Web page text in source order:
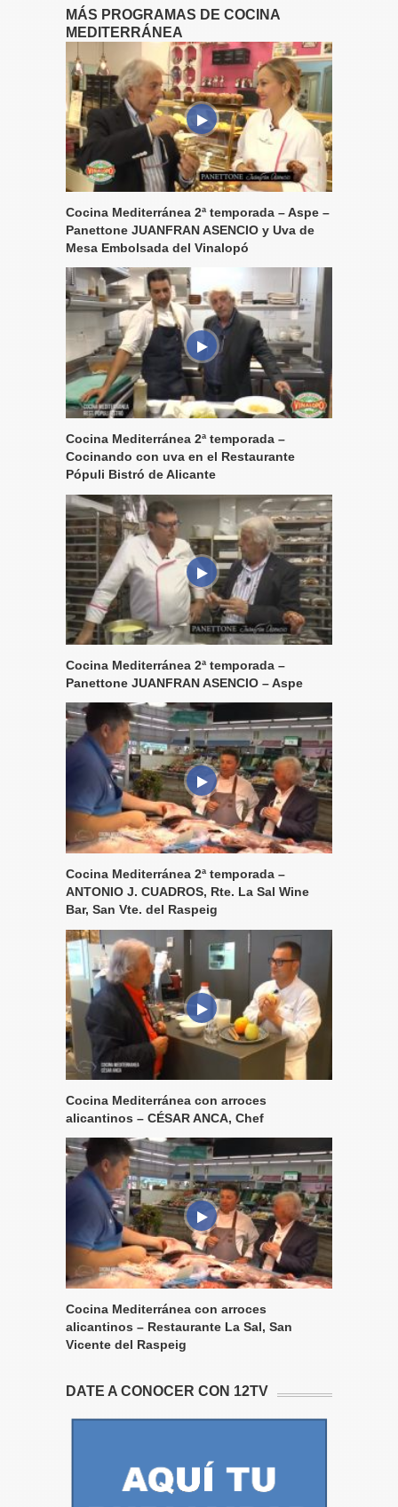
MÁS PROGRAMAS DE COCINA
MEDITERRÁNEA
Cocina Mediterránea 2ª temporada – Aspe –
Panettone JUANFRAN ASENCIO y Uva de
Mesa Embolsada del Vinalopó
Cocina Mediterránea 2ª temporada –
Cocinando con uva en el Restaurante
Pópuli Bistró de Alicante
Cocina Mediterránea 2ª temporada –
Panettone JUANFRAN ASENCIO – Aspe
Cocina Mediterránea 2ª temporada –
ANTONIO J. CUADROS, Rte. La Sal Wine
Bar, San Vte. del Raspeig
Cocina Mediterránea con arroces
alicantinos – CÉSAR ANCA, Chef
Cocina Mediterránea con arroces
alicantinos – Restaurante La Sal, San
Vicente del Raspeig
DATE A CONOCER CON 12TV